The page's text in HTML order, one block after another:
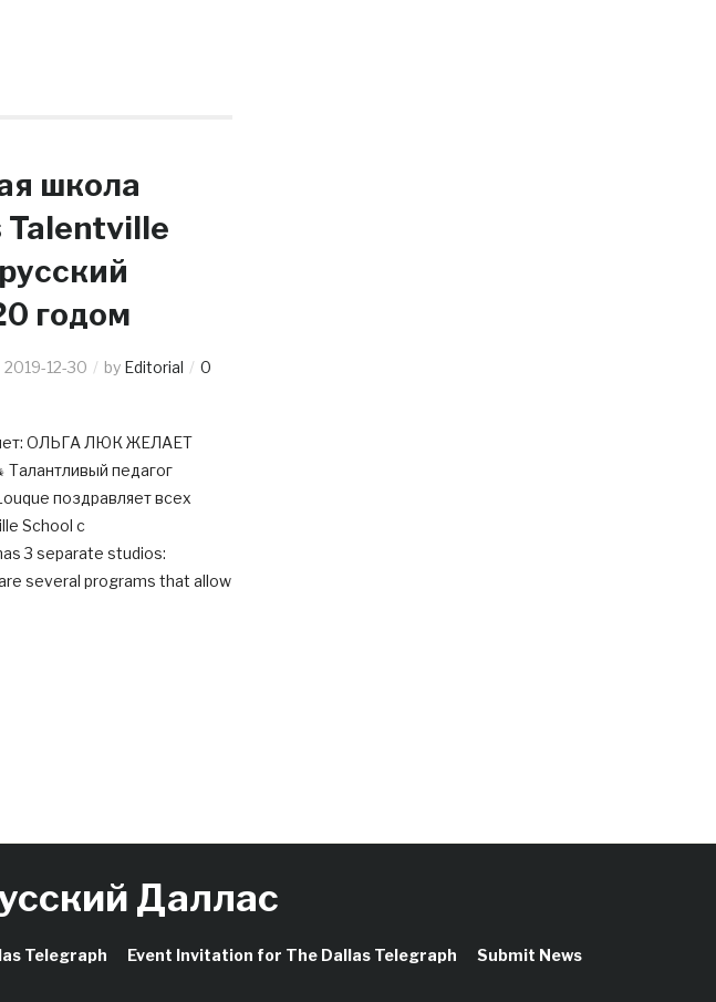
школа
Talentville
годом
2019-12-30 by Editorial
0
ОЛЬГА ЛЮК ЖЕЛАЕТ
педагог
поздравляет всех
School с
3 separate studios:
several programs that allow
Даллас
Telegraph Event Invitation for The Dallas Telegraph Submit News